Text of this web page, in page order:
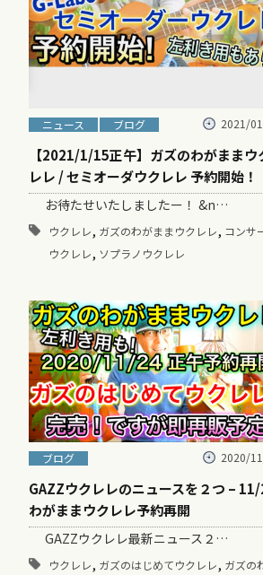
ニュース ブログ 2021/
【2021/1/15正午】ガズのわがままウ
レレ / セミオーダウクレレ 予約開始！
お待たせいたしましたー！ &n…
ウクレレ, ガズのわがままウクレレ, コンサ
ウクレレ, ソプラノウクレレ
ブログ 2020/
GAZZウクレレのニュースを２つ –
わがままウクレレ予約再開
GAZZウクレレ最新ニュース２…
ウクレレ, ガズのはじめてウクレレ, ガズの